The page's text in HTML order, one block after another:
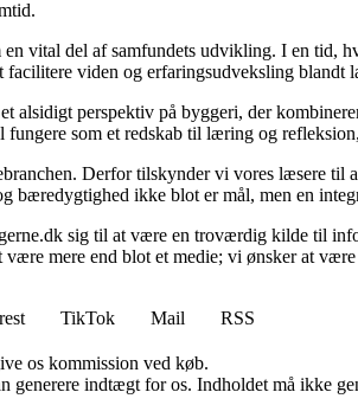
vital del af samfundets udvikling. I en tid,
viden og erfaringsudveksling
perspektiv på byggeri, der
som et redskab til læring og
Derfor tilskynder vi vores læsere til
ikke blot er mål, men en
sig til at være en troværdig kilde til
mere end blot et medie; vi ønsker at
TikTok Mail
RSS
os kommission ved køb.
indtægt for os. Indholdet må ikke